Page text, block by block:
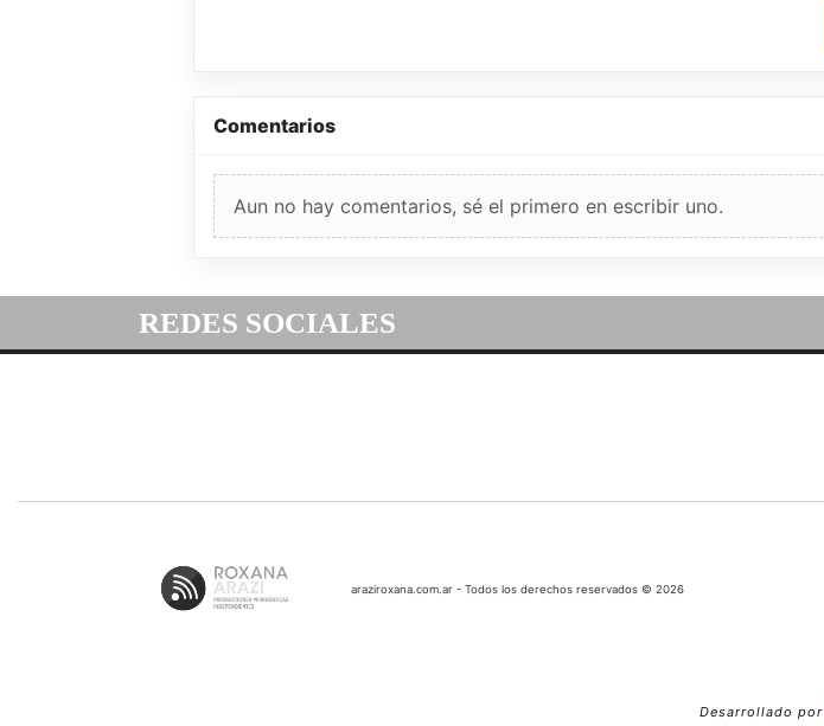
Comentarios
Aun no hay comentarios, sé el primero en escribir uno.
REDES SOCIALES
araziroxana.com.ar - Todos los derechos reservados © 2026
Desarrollado por